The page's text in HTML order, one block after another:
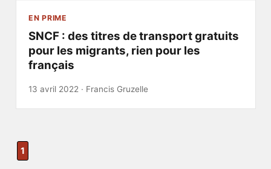
EN PRIME
SNCF : des titres de transport gratuits
pour les migrants, rien pour les
français
13 avril 2022 · Francis Gruzelle
1